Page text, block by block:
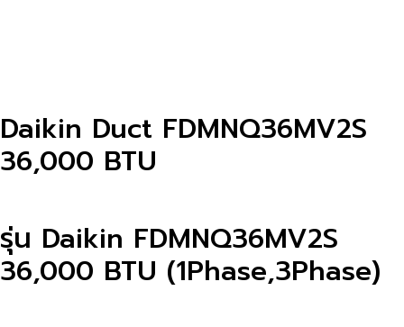
Daikin Duct FDMNQ36MV2S
36,000 BTU
รุ่น Daikin FDMNQ36MV2S
36,000 BTU (1Phase,3Phase)